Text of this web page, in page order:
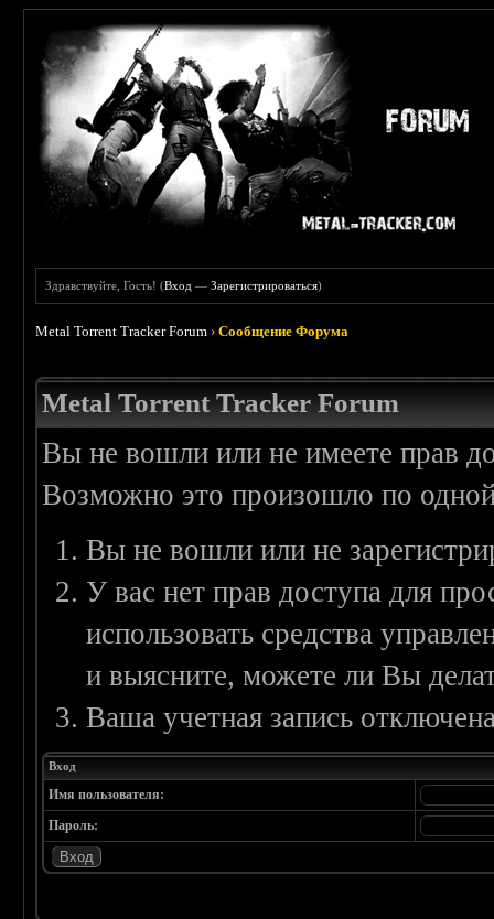
Здравствуйте, Гость! (Вход —Зарегистрироваться)
Metal Torrent Tracker Forum ›Сообщение Форума
Metal Torrent Tracker Forum
Вы не вошли или не имеете прав
Возможно это произошло по
Вы не вошли или не
У вас нет прав доступа для
использовать средства
и выясните, можете ли Вы
Ваша учетная запись
Вход
Имя пользователя:
Пароль: